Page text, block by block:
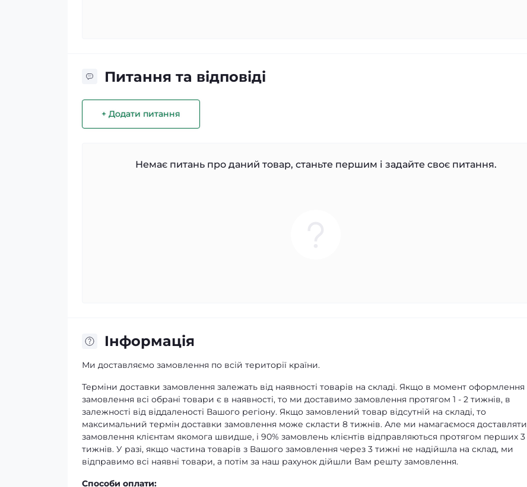
Питання та відповіді
+ Додати питання
Немає питань про даний товар, станьте першим і задайте своє питання.
Iнформація
Ми доставляємо замовлення по всій території країни.
Терміни доставки замовлення залежать від наявності товарів на складі. Якщо в момент оформлення
замовлення всі обрані товари є в наявності, то ми доставимо замовлення протягом 1 - 2 тижнів, в
залежності від віддаленості Вашого регіону. Якщо замовлений товар відсутній на складі, то
максимальний термін доставки замовлення може скласти 8 тижнів. Але ми намагаємося доставляти
замовлення клієнтам якомога швидше, і 90% замовлень клієнтів відправляються протягом перших 3
тижнів. У разі, якщо частина товарів з Вашого замовлення через 3 тижні не надійшла на склад, ми
відправимо всі наявні товари, а потім за наш рахунок дійшли Вам решту замовлення.
Способи оплати: